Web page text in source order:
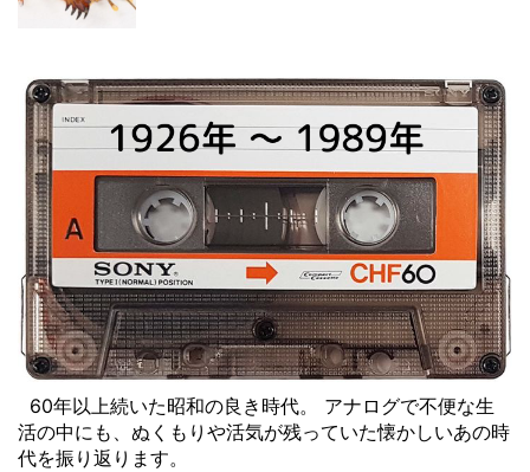
60年以上続いた昭和の良き時代。 アナログで不便な生
活の中にも、ぬくもりや活気が残っていた懐かしいあの時
代を振り返ります。